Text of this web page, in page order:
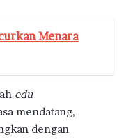
Menara
edu
mendatang,
dengan